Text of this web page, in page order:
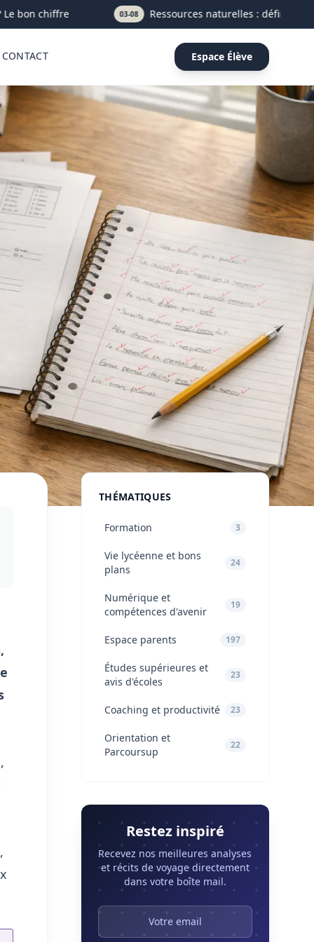
bon chiffre 03-08 Ressources naturelles : définition,
CONTACT Espace Élève
THÉMATIQUES
Formation 3
Vie lycéenne et bons
plans
24
Numérique et
compétences d'avenir
19
Espace parents 197
Études supérieures et
avis d'écoles
23
Coaching et productivité 23
Orientation et
Parcoursup
22
Restez inspiré
Recevez nos meilleures analyses
et récits de voyage directement
dans votre boîte mail.